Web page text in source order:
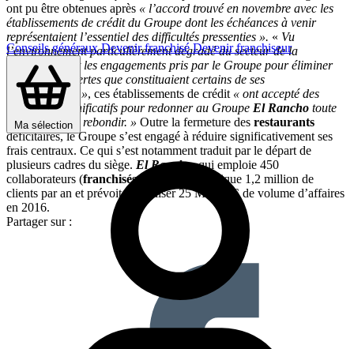
Conseils générauxDevenir franchiséDevenir franchiseur
Ma sélection
ont pu être obtenues après « l’accord trouvé en novembre avec les
établissements de crédit du Groupe dont les échéances à venir
représentaient l’essentiel des difficultés pressenties ». « Vu
l’environnement particulièrement dégradé du secteur de la
restauration
et les engagements pris par le Groupe pour éliminer
les foyers de pertes que constituaient certains de ses
établissements », ces établissements de crédit « ont accepté des
efforts très significatifs pour redonner au Groupe El Rancho toute
ses chances de rebondir. » Outre la fermeture des restaurants
déficitaires, le Groupe s’est engagé à réduire significativement ses
frais centraux. Ce qui s’est notamment traduit par le départ de
plusieurs cadres du siège. El Rancho,qui emploie 450
collaborateurs (franchiséscompris) revendique 1,2 million de
clients par an et prévoit de réaliser 25 M€ TTC de volume d’affaires
en 2016.
Partager sur :